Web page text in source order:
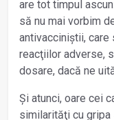
are tot timpul
să nu mai vorbim
antivacciniștii, care
reacţiilor adverse,
dosare, dacă ne
Și atunci, oare cei
similarităţi cu gripa